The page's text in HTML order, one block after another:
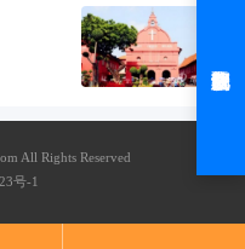
All Rights Reserved
号-1